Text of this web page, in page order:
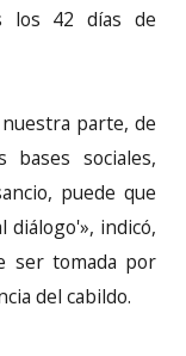
los 42 días de
parte, de
bases sociales,
puede que
diálogo'», indicó,
ser tomada por
del cabildo.